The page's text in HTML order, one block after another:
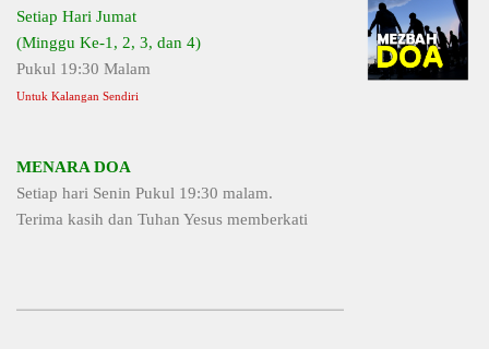
Setiap Hari Jumat
(Minggu Ke-1, 2, 3, dan 4)
Pukul 19:30 Malam
Untuk Kalangan Sendiri
MENARA DOA
Setiap hari Senin Pukul 19:30 malam.
Terima kasih dan Tuhan Yesus memberkati